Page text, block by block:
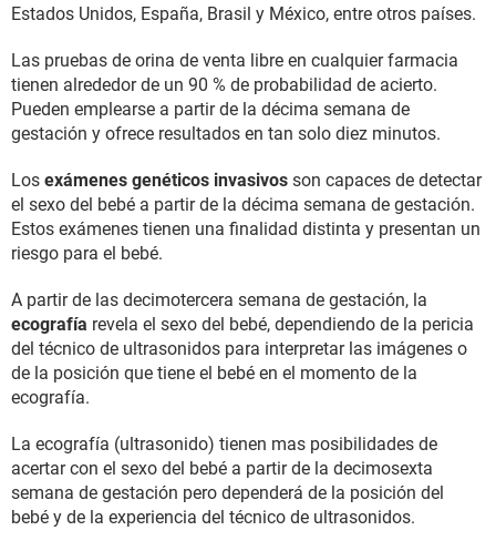
Estados Unidos, España, Brasil y México, entre otros países.
Las pruebas de orina de venta libre en cualquier farmacia
tienen alrededor de un 90 % de probabilidad de acierto.
Pueden emplearse a partir de la décima semana de
gestación y ofrece resultados en tan solo diez minutos.
Los exámenes genéticos invasivos son capaces de detectar
el sexo del bebé a partir de la décima semana de gestación.
Estos exámenes tienen una finalidad distinta y presentan un
riesgo para el bebé.
A partir de las decimotercera semana de gestación, la
ecografía revela el sexo del bebé, dependiendo de la pericia
del técnico de ultrasonidos para interpretar las imágenes o
de la posición que tiene el bebé en el momento de la
ecografía.
La ecografía (ultrasonido) tienen mas posibilidades de
acertar con el sexo del bebé a partir de la decimosexta
semana de gestación pero dependerá de la posición del
bebé y de la experiencia del técnico de ultrasonidos.